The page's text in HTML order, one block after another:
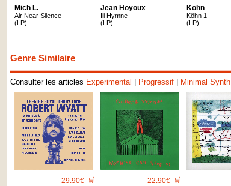
Mich L.
Air Near Silence
(LP)
Jean Hoyoux
Iii Hymne
(LP)
Köhn
Köhn 1
(LP)
Genre Similaire
Consulter les articles Experimental Progressif| Minimal Synth
29.90€ 🛒 22.90€ 🛒